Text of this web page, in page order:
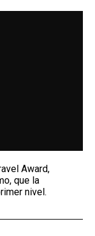
Award,
que la
nivel.